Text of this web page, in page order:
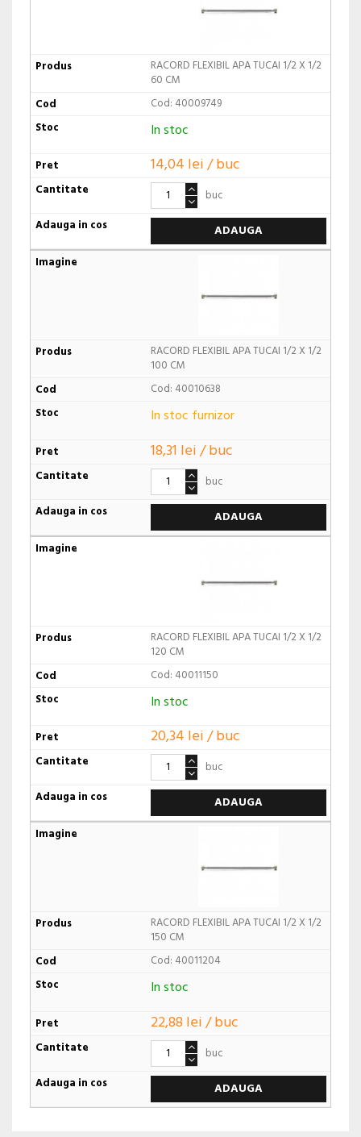
RACORD FLEXIBIL APA TUCAI 1/2 X 1/2
60 CM
Cod: 40009749
In stoc
14,04 lei / buc
buc
ADAUGA
RACORD FLEXIBIL APA TUCAI 1/2 X 1/2
100 CM
Cod: 40010638
In stoc furnizor
18,31 lei / buc
buc
ADAUGA
RACORD FLEXIBIL APA TUCAI 1/2 X 1/2
120 CM
Cod: 40011150
In stoc
20,34 lei / buc
buc
ADAUGA
RACORD FLEXIBIL APA TUCAI 1/2 X 1/2
150 CM
Cod: 40011204
In stoc
22,88 lei / buc
buc
ADAUGA